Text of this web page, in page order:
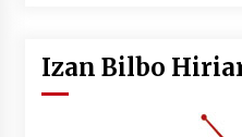
2026/07/03
Izan Bilbo